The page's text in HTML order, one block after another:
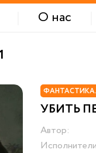
О нас
УБИТЬ
Автор: